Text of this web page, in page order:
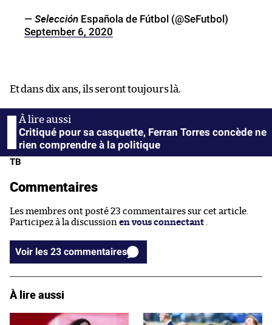
— Selección Española de Fútbol (@SeFutbol)
September 6, 2020
Et dans dix ans, ils seront toujours là.
Critiqué pour sa casquette, Ferran Torres concède ne
rien comprendre à la politique
TB
Commentaires
Les membres ont posté 23 commentaires sur cet article.
Participez à la discussion en vous connectant
Voir les 23 commentaires
À lire aussi